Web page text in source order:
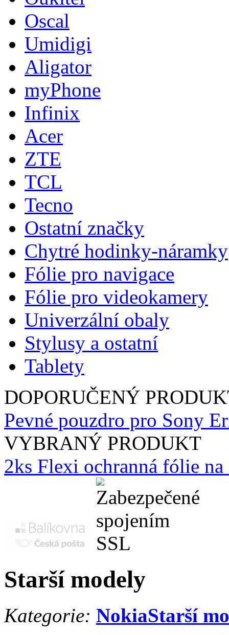
Oscal
Umidigi
Aligator
myPhone
Infinix
Acer
ZTE
TCL
Tecno
Ostatní značky
Chytré hodinky-náramky
Fólie pro navigace
Fólie pro videokamery
Univerzální obaly
Stylusy a ostatní
Tablety
DOPORUČENÝ
Pevné pouzdro pro Sony
VYBRANÝ PRODUKT
2ks Flexi ochranná fólie
Starší modely
Kategorie: NokiaStarší